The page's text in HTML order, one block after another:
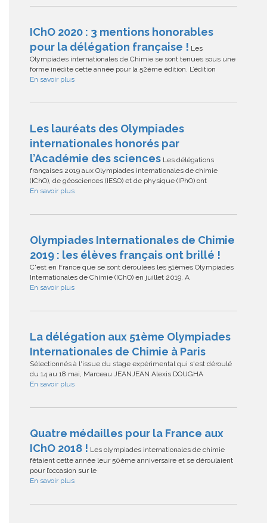
IChO 2020 : 3 mentions honorables
pour la délégation française ! Les
Olympiades internationales de Chimie se sont tenues sous une
forme inédite cette année pour la 52ème édition. L’édition
En savoir plus
Les lauréats des Olympiades
internationales honorés par
l’Académie des sciences Les délégations
françaises 2019 aux Olympiades internationales de chimie
(IChO), de géosciences (IESO) et de physique (IPhO) ont
En savoir plus
Olympiades Internationales de Chimie
2019 : les élèves français ont brillé !
C'est en France que se sont déroulées les 51èmes Olympiades
Internationales de Chimie (IChO) en juillet 2019. A
En savoir plus
La délégation aux 51ème Olympiades
Internationales de Chimie à Paris
Sélectionnés à l'issue du stage expérimental qui s'est déroulé
du 14 au 18 mai, Marceau JEANJEAN Alexis DOUGHA
En savoir plus
Quatre médailles pour la France aux
IChO 2018 ! Les olympiades internationales de chimie
fêtaient cette année leur 50ème anniversaire et se déroulaient
pour l’occasion sur le
En savoir plus